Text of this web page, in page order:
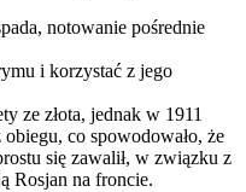
notowanie pośrednie
i korzystać z jego
ze złota, jednak w 1911
co spowodowało, że
się zawalił, w związku z
Rosjan na froncie.